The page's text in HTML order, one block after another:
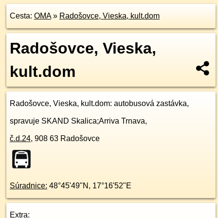
Cesta: OMA» Radošovce, Vieska, kult.dom
Radošovce, Vieska,
kult.dom
Radošovce, Vieska, kult.dom: autobusová zastávka,
spravuje SKAND Skalica;Arriva Trnava,
č.d.24, 908 63 Radošovce
Súradnice: 48°45'49"N , 17°16'52"E
Extra: